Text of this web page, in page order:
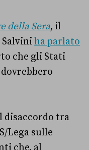
della Sera, il
ha parlato
che gli Stati
disaccordo tra
Lega sulle
che, al